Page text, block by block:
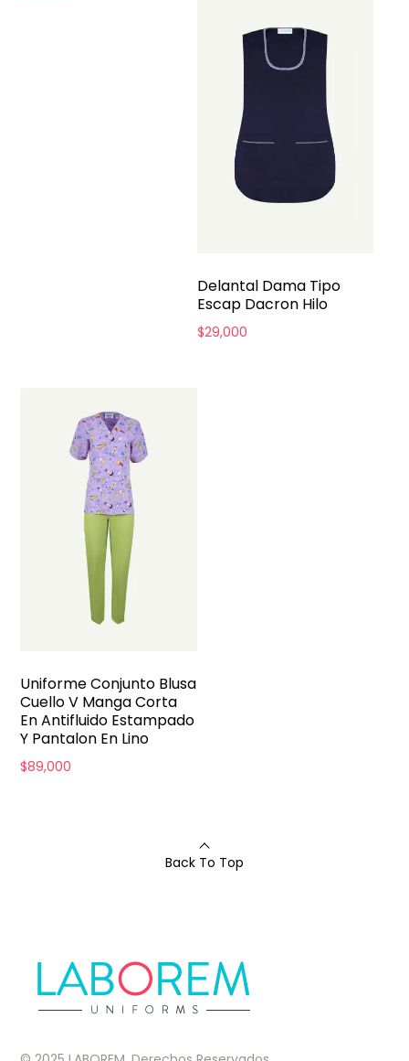
Delantal Dama Tipo
Escap Dacron Hilo
$29,000
Uniforme Conjunto Blusa
Cuello V Manga Corta
En Antifluido Estampado
Y Pantalon En Lino
$89,000
Back To Top